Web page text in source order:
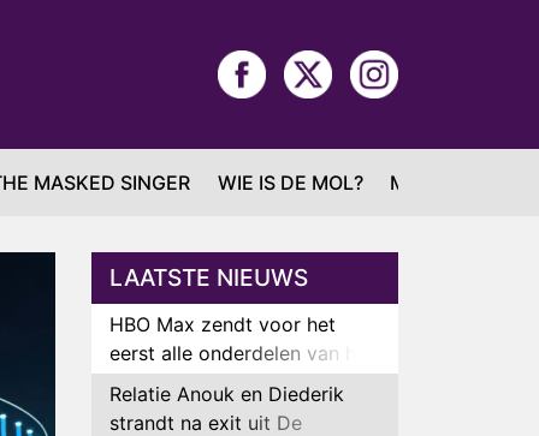
MASKED SINGER WIE IS DE MOL? MAFS
LAATSTE NIEUWS
HBO Max zendt voor het
eerst alle onderdelen van het
EK Atletiek uit
Relatie Anouk en Diederik
strandt na exit uit De